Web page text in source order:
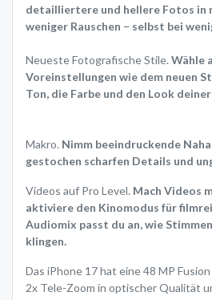
detailliertere und hellere Fotos in
weniger Rauschen­ − selbst bei
Neueste Fotografische Stile. Wähle
Voreinstellungen wie dem neuen
Ton, die Farbe und den Look
Makro. Nimm beeindruckende
gestochen scharfen Details und
Videos auf Pro Level. Mach Videos
aktiviere den Kinomodus für
Audiomix passt du an, wie
klingen.
Das iPhone 17 hat eine 48 MP
2x Tele-Zoom in optischer Qualität